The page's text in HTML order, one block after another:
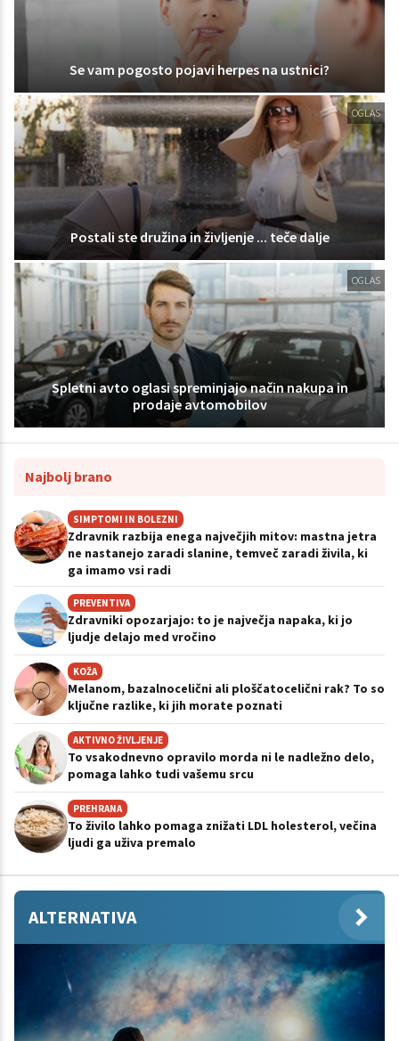
Se vam pogosto pojavi herpes na ustnici?
OGLAS
Postali ste družina in življenje ... teče dalje
OGLAS
Spletni avto oglasi spreminjajo način nakupa in
prodaje avtomobilov
Najbolj brano
SIMPTOMI IN BOLEZNI
Zdravnik razbija enega največjih mitov: mastna jetra
ne nastanejo zaradi slanine, temveč zaradi živila, ki
ga imamo vsi radi
PREVENTIVA
Zdravniki opozarjajo: to je največja napaka, ki jo
ljudje delajo med vročino
KOŽA
Melanom, bazalnocelični ali ploščatocelični rak? To so
ključne razlike, ki jih morate poznati
AKTIVNO ŽIVLJENJE
To vsakodnevno opravilo morda ni le nadležno delo,
pomaga lahko tudi vašemu srcu
PREHRANA
To živilo lahko pomaga znižati LDL holesterol, večina
ljudi ga uživa premalo
ALTERNATIVA